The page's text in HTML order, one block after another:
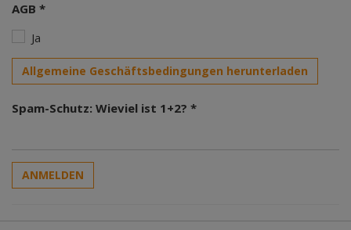
AGB *
Ja
Allgemeine Geschäftsbedingungen herunterladen
Spam-Schutz: Wieviel ist 1+2? *
ANMELDEN